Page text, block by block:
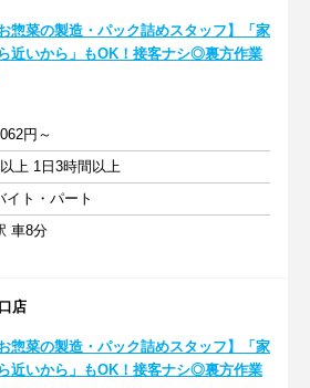
お惣菜の製造・パック詰めスタッフ】「家
近いから」もOK！接客ナシ◎裏方作業
円～
上 1日3時間以上
イト・パート
車8分
店
お惣菜の製造・パック詰めスタッフ】「家
近いから」もOK！接客ナシ◎裏方作業